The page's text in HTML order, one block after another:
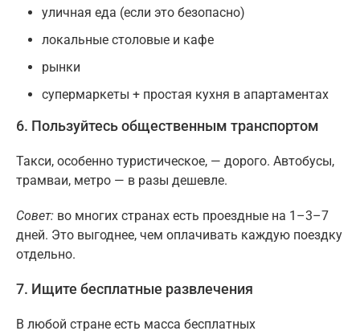
уличная еда (если это безопасно)
локальные столовые и кафе
рынки
супермаркеты + простая кухня в апартаментах
6. Пользуйтесь общественным транспортом
Такси, особенно туристическое, — дорого. Автобусы,
трамваи, метро — в разы дешевле.
Совет: во многих странах есть проездные на 1–3–7
дней. Это выгоднее, чем оплачивать каждую поездку
отдельно.
7. Ищите бесплатные развлечения
В любой стране есть масса бесплатных